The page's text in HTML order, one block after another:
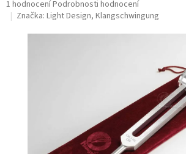
Průměrné
hodnocení
1 hodnoceníPodrobnosti hodnocení
Značka: Light Design, Klangschwingung